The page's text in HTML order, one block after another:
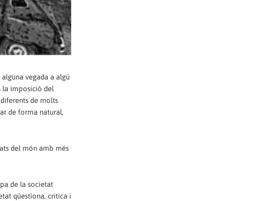
vegada a algú
la imposició del
de molts
de forma natural,
del món amb més
de la societat
qüestiona, critica i